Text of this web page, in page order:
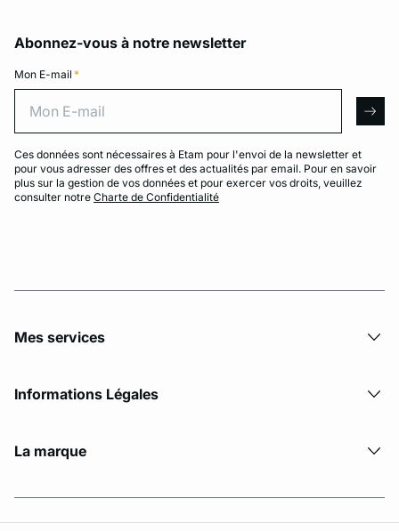
Abonnez-vous à notre newsletter
Mon E-mail *
Ces données sont nécessaires à Etam pour l'envoi de la newsletter et
pour vous adresser des offres et des actualités par email. Pour en savoir
plus sur la gestion de vos données et pour exercer vos droits, veuillez
consulter notre Charte de Confidentialité
Mes services
Informations Légales
La marque